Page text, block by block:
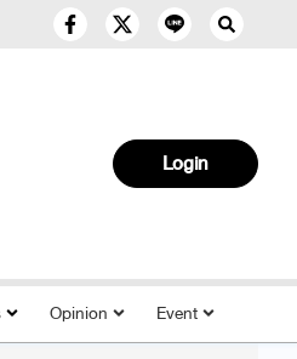
Login
Opinion Event